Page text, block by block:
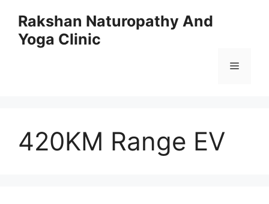
content
Rakshan Naturopathy And
Yoga Clinic
Menu
420KM Range EV